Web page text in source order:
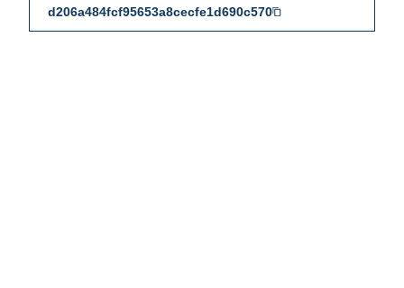
d206a484fcf95653a8cecfe1d690c570